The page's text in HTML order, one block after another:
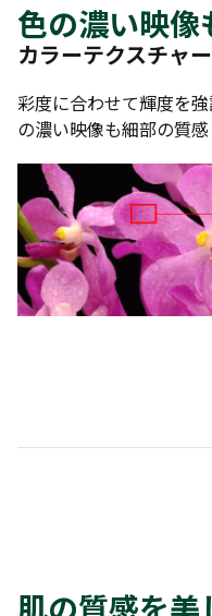
色の濃い映
カラーテクスチャ
彩度に合わせて輝度を
の濃い映像も細部の質感